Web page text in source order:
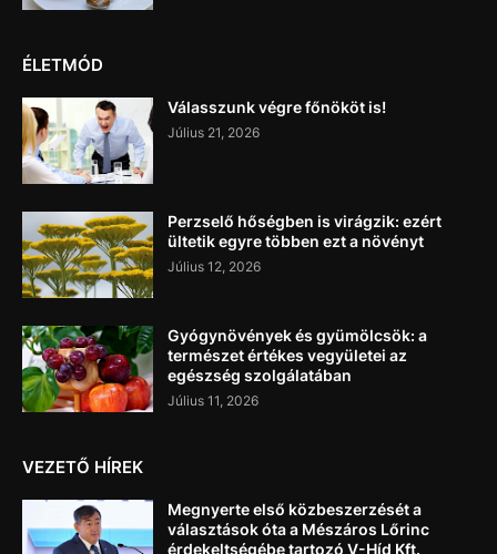
ÉLETMÓD
Válasszunk végre főnököt is!
Július 21, 2026
Perzselő hőségben is virágzik: ezért
ültetik egyre többen ezt a növényt
Július 12, 2026
Gyógynövények és gyümölcsök: a
természet értékes vegyületei az
egészség szolgálatában
Július 11, 2026
VEZETŐ HÍREK
Megnyerte első közbeszerzését a
választások óta a Mészáros Lőrinc
érdekeltségébe tartozó V-Híd Kft.